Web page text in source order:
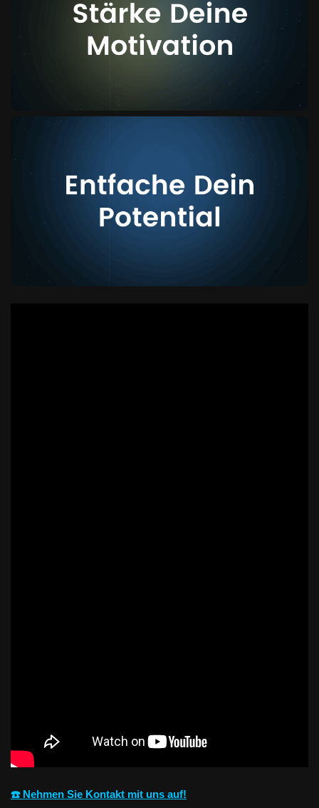
☎️ Nehmen Sie Kontakt mit uns auf!